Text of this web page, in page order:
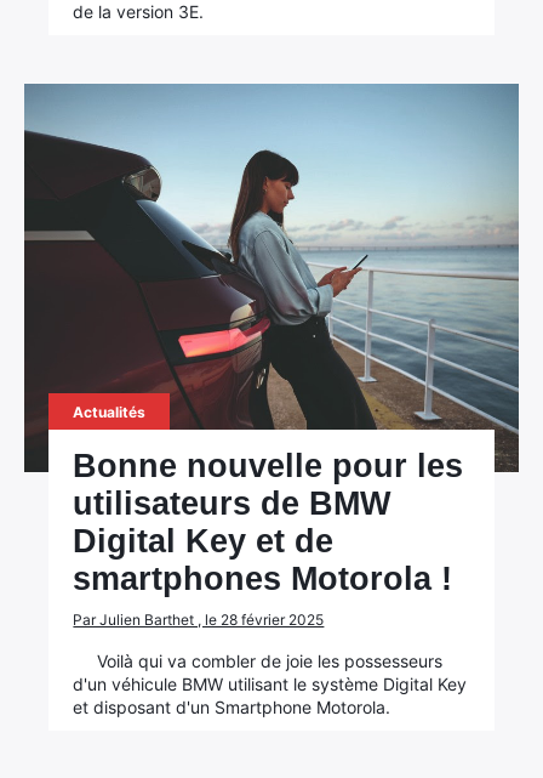
de la version 3E.
Actualités
Bonne nouvelle pour les
utilisateurs de BMW
Digital Key et de
smartphones Motorola !
Par Julien Barthet , le 28 février 2025
Voilà qui va combler de joie les possesseurs
d'un véhicule BMW utilisant le système Digital Key
et disposant d'un Smartphone Motorola.